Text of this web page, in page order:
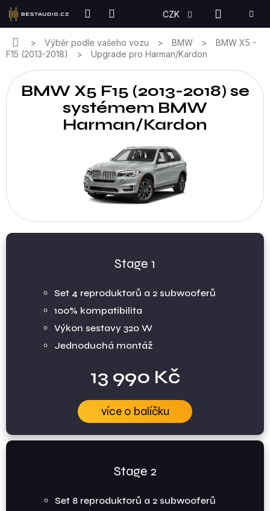
Přejít
obsah
CZK
KOŠÍK
DomůVýběr podle vašeho vozu BMW
BMW X5 -
F15 (2013-2018)
Upgrade pro Harman/Kardon
BMW X5 F15 (2013-2018) se
systémem BMW
Harman/Kardon
Stage 1
Set 4 reproduktorů a 2 subwooferů
100% kompatibilita
Výkon sestavy 320 W
Jednoduchá montáž
13 990 Kč
více o balíčku
Stage 2
Set 8 reproduktorů a 2 subwooferů